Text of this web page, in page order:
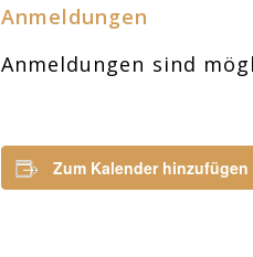
Anmeldungen
Anmeldungen sind
Zum Kalender hinzufügen